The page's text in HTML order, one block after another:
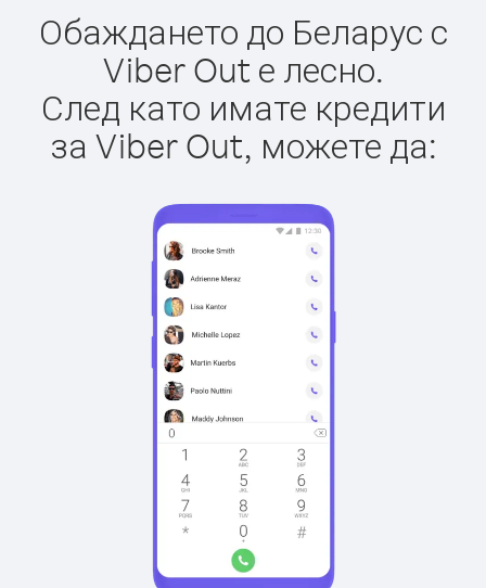
Обаждането до Беларус с
Viber Out е лесно.
След като имате кредити
за Viber Out, можете да: